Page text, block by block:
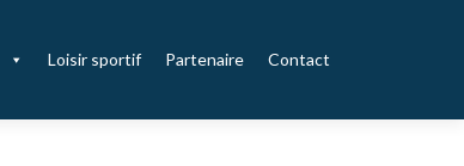
Loisir sportif Partenaire Contact